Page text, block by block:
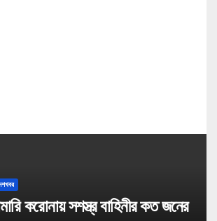
করোনায় সশস্ত্র বাহিনীর কত জনের